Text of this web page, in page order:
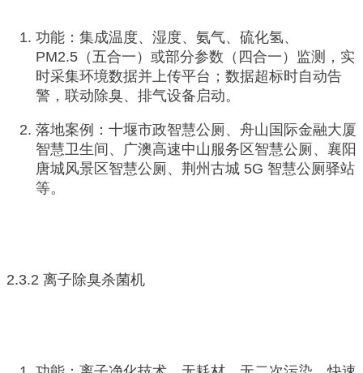
功能：集成温度、湿度、氨气、硫化氢、
PM2.5（五合一）或部分参数（四合一）监测，实
时采集环境数据并上传平台；数据超标时自动告
警，联动除臭、排气设备启动。
落地案例：十堰市政智慧公厕、舟山国际金融大厦
智慧卫生间、广澳高速中山服务区智慧公厕、襄阳
唐城风景区智慧公厕、荆州古城 5G 智慧公厕驿站
等。
2.3.2 离子除臭杀菌机